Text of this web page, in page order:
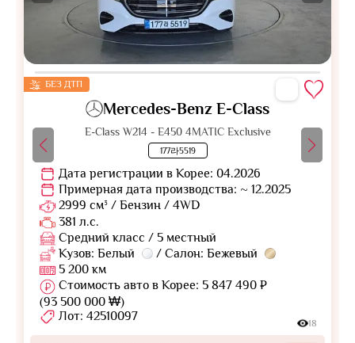
БЕЗ ДТП
Mercedes-Benz E-Class
E-Class W214 - E450 4MATIC Exclusive
177라5519
Дата регистрации в Корее: 04.2026
Примерная дата производства: ~ 12.2025
2999 см³ / Бензин / 4WD
381 л.с.
Средний класс / 5 местный
Кузов: Белый
/ Салон: Бежевый
5 200 км
Стоимость авто в Корее: 5 847 490 ₽
(93 500 000 ₩)
Лот: 42510097
18